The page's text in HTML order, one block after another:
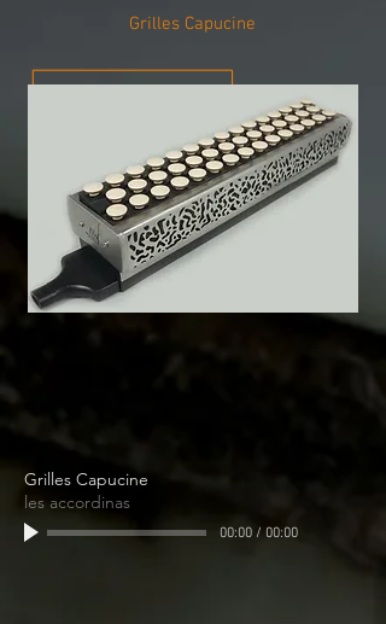
Grilles Capucine
Grilles Capucine
les accordinas
00:00/ 00:00